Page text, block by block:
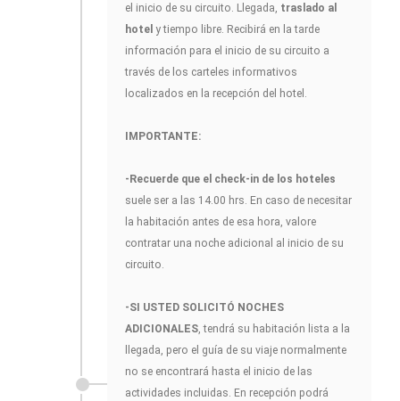
el inicio de su circuito. Llegada, traslado al
hotel y tiempo libre. Recibirá en la tarde
información para el inicio de su circuito a
través de los carteles informativos
localizados en la recepción del hotel.
IMPORTANTE:
-Recuerde que el check-in de los hoteles
suele ser a las 14.00 hrs. En caso de necesitar
la habitación antes de esa hora, valore
contratar una noche adicional al inicio de su
circuito.
-SI USTED SOLICITÓ NOCHES
ADICIONALES , tendrá su habitación lista a la
llegada, pero el guía de su viaje normalmente
no se encontrará hasta el inicio de las
actividades incluidas. En recepción podrá